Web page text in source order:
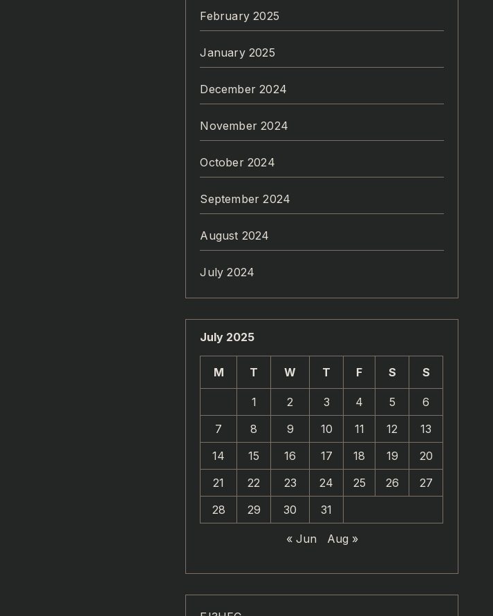
February 2025
January 2025
December 2024
November 2024
October 2024
September 2024
August 2024
July 2024
July 2025
M T W T F S S
1 2 3 4 5
6
7
8 9 10 11 12
13
14
15 16 17 18 19
20
21
22 23 24 25 26
27
28
29 30 31
« Jun Aug »